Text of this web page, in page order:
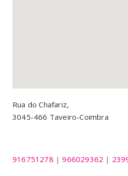
Rua do Chafariz,
3045-466 Taveiro-Coimbra
916751278 |966029362 |